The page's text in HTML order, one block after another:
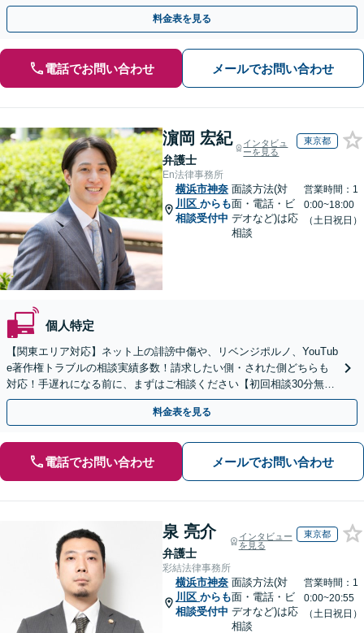
お気軽にご相談下さい。【オンライン相談可】
料金表を見る
電話でお問い合わせ メールでお問い合わせ
濵岡 宏紀
弁護士
インタビュ
ーを見る
東京都
En法律事務所
横浜市神奈
川区 からも
相談受付中
面談方法(対
面・電話・ビ
デオなど)は応
相談
営業時間：1
0:00~18:00
（土日祝日）
個人特定
【関東エリア対応】ネット上の誹謗中傷や、リベンジポルノ、YouTub
e著作権トラブルの相談実績多数！請求したい側・された側どちらも
対応！手遅れになる前に、まずはご相談ください【初回相談30分無
料】【オンライン対応可】【夜間休日相談可】
料金表を見る
電話でお問い合わせ メールでお問い合わせ
泉 亮介
弁護士
インタビュー
を見る
東京都
彩結法律事務所
横浜市神奈
川区 からも
相談受付中
面談方法(対
面・電話・ビ
デオなど)は応
相談
営業時間：1
0:00~20:55
（土日祝日）